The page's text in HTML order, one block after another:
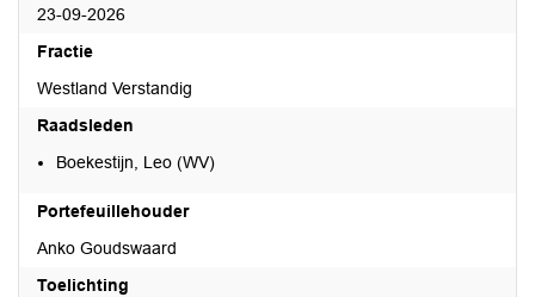
23-09-2026
Fractie
Westland Verstandig
Raadsleden
Boekestijn, Leo (WV)
Portefeuillehouder
Anko Goudswaard
Toelichting